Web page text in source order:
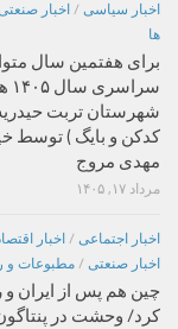
اخبار سیاسی / اخبار
ها
برای هفتمین سال
شهرستان تربت
کدکن و بایگ ) توسط
مهدی مروج
مرداد ۱۷, ۱۴۰۵
اخبار اجتماعی / اخبار
اخبار صنعتی / مطبوعات و
چین هم پس از ایران